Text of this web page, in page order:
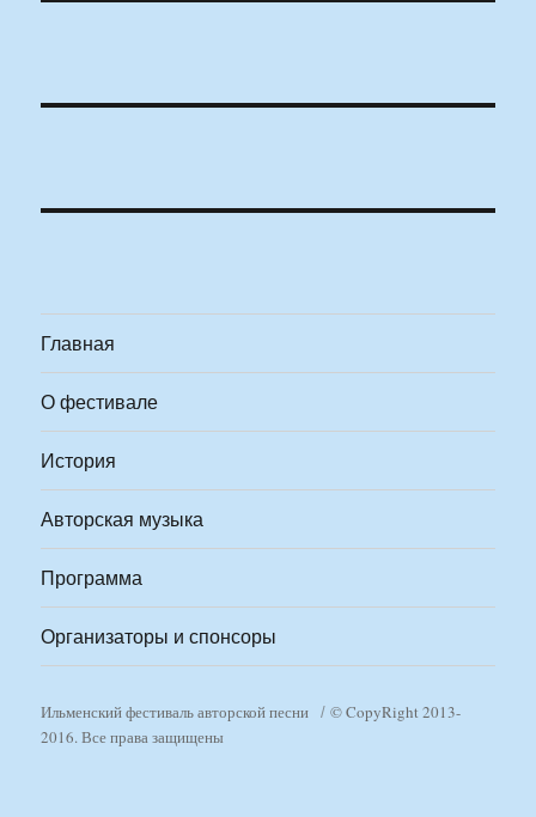
Главная
О фестивале
История
Авторская музыка
Программа
Организаторы и спонсоры
Ильменский фестиваль авторской песни
© CopyRight 2013-
2016. Все права защищены